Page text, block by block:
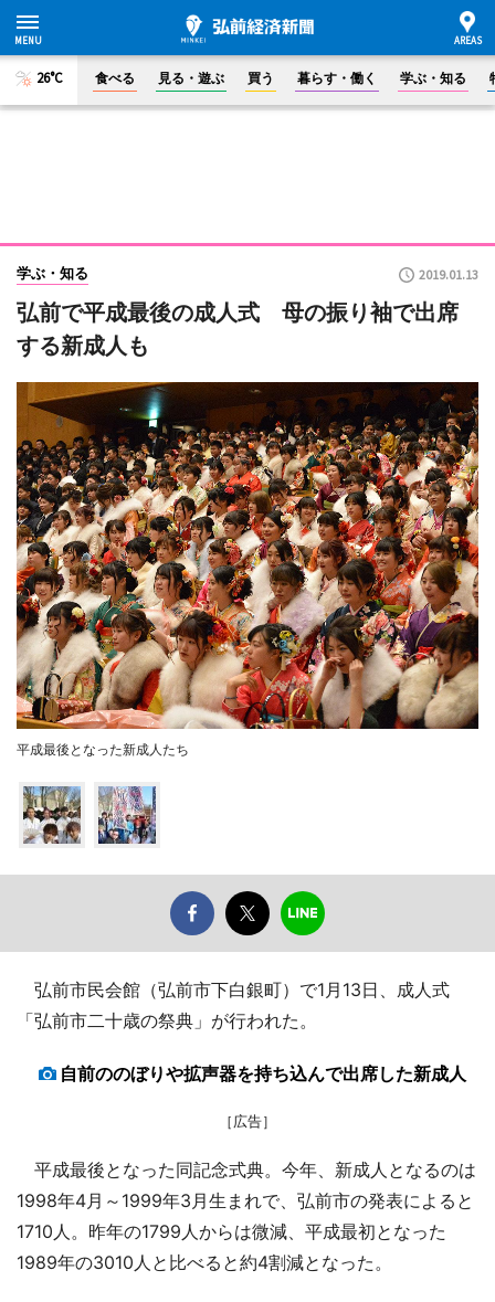
26°C 食べる 見る・遊ぶ 買う 暮らす・働く 学ぶ・知る
学ぶ・知る 2019.01.13
弘前で平成最後の成人式 母の振り袖で出席
する新成人も
平成最後となった新成人たち
弘前市民会館（弘前市下白銀町）で1月13日、成人式
「弘前市二十歳の祭典」が行われた。
自前ののぼりや拡声器を持ち込んで出席した新成人
［広告］
平成最後となった同記念式典。今年、新成人となるのは
1998年4月～1999年3月生まれで、弘前市の発表によると
1710人。昨年の1799人からは微減、平成最初となった
1989年の3010人と比べると約4割減となった。